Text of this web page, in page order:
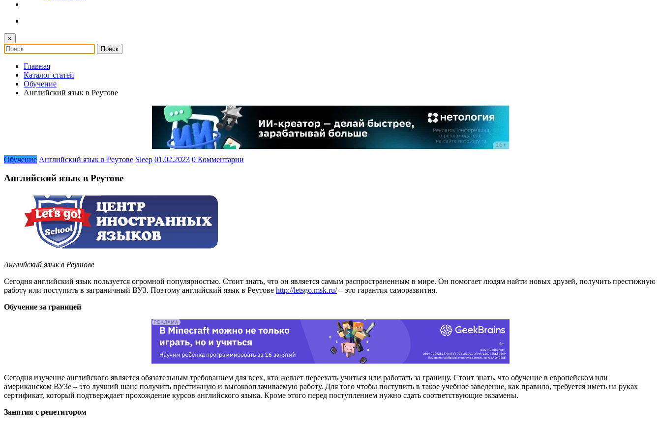
×
Главная
Каталог статей
Обучение
Английский язык в Реутове
Обучение Английский язык в Реутове Sleep 01.02.2023 0 Комментарии
Английский язык в Реутове
Английский язык в Реутове
Сегодня английский язык пользуется огромной популярностью. Стоит знать, что он является самым распространенным в мире. Он помогает людям найти новых друзей, получить престижную
работу или поступить в заграничный ВУЗ. Поэтому английский язык в Реутове http://letsgo.msk.ru/– это гарантия саморазвития.
Обучение за границей
Сегодня изучение английского является обязательным требованием для всех, кто желает переехать учиться или работать за границу. Стоит знать, что обучение в европейском или
американском ВУЗе – это лучший шанс получить престижную и высокооплачиваемую работу. Для того чтобы поступить в такое учебное заведение, как правило, требуется иметь на руках
сертификат, который подтверждает прохождение курсов английского языка. Кроме этого перед поступлением нужно сдать соответствующие экзамены.
Занятия с репетитором